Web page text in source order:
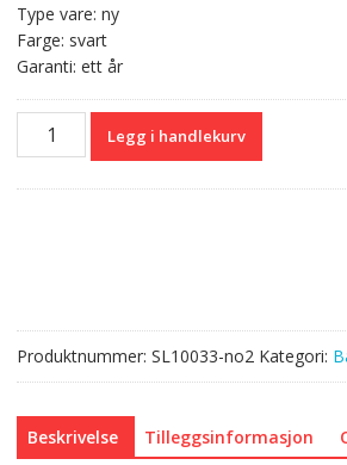
Type vare: ny
Farge: svart
Garanti: ett år
Originalt
batteri
Legg i handlekurv
Produktnummer: SL10033-no2 Kategori:
Beskrivelse Tilleggsinformasjon